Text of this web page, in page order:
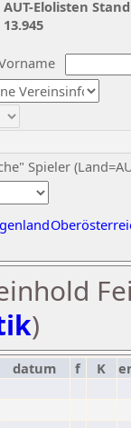
Spieler
AUT-Elolisten
13.945
)
datum f K